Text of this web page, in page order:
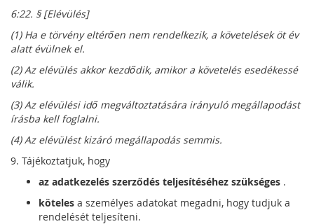
6:22. § [Elévülés]
(1) Ha e törvény eltérően nem rendelkezik, a követelések öt év
alatt évülnek el.
(2) Az elévülés akkor kezdődik, amikor a követelés esedékessé
válik.
(3) Az elévülési idő megváltoztatására irányuló megállapodást
írásba kell foglalni.
(4) Az elévülést kizáró megállapodás semmis.
9. Tájékoztatjuk, hogy
az adatkezelés szerződés teljesítéséhez szükséges .
köteles a személyes adatokat megadni, hogy tudjuk a
rendelését teljesíteni.